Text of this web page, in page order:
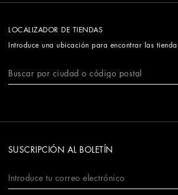
LOCALIZADOR DE TIENDAS
Introduce una ubicación para encontrar las
SUSCRIPCIÓN AL BOLETÍN